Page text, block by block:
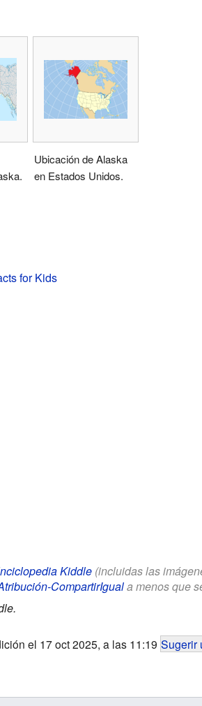
Ubicación de Alaska
en Estados Unidos.
for Kids
Kiddle(incluidas las
CompartirIguala menos que
el 17 oct 2025, a las 11:19 Sugerir